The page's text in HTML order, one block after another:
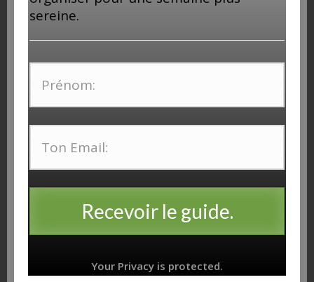
Mon TOP 5 de mes destinations préférées
28 avril 2019
sereine.
Recevoir le guide.
Your Privacy is protected.